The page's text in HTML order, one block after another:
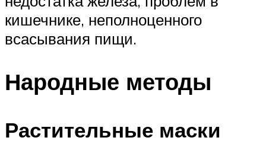
кишечнике, неполноценного
всасывания пищи.
Народные методы
Растительные маски